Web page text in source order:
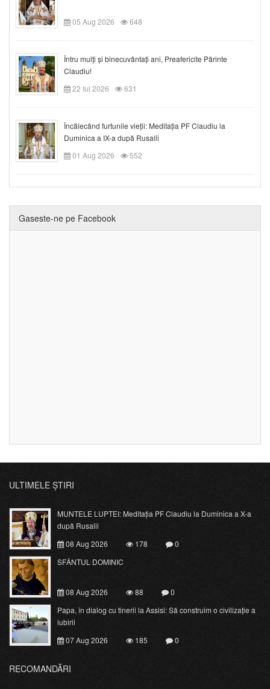
05 Aug 2026 648
Întru mulți și binecuvântați ani, Preafericite Părinte
Claudiu!
22 Iul 2026
631
Încălecând furtunile vieții: Meditația PF Claudiu la
Duminica a IX-a după Rusalii
01 Aug 2026
552
Gaseste-ne pe Facebook
ULTIMELE ȘTIRI
MUNTELE LUPTEI: Meditația PF Claudiu la Duminica a X-a
după Rusalii
08 Aug 2026
178
0
SFÂNTUL DOMINIC
08 Aug 2026 88
0
Papa, în dialog cu tinerii la Assisi: Să construim o civilizație a
iubirii
07 Aug 2026
185 0
RECOMANDĂRI